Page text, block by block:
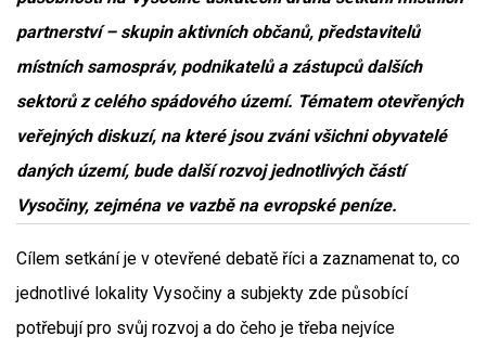
partnerství – skupin aktivních občanů, představitelů
místních samospráv, podnikatelů a zástupců dalších
sektorů z celého spádového území. Tématem otevřených
veřejných diskuzí, na které jsou zváni všichni obyvatelé
daných území, bude další rozvoj jednotlivých částí
Vysočiny, zejména ve vazbě na evropské peníze.
Cílem setkání je v otevřené debatě říci a zaznamenat to, co
jednotlivé lokality Vysočiny a subjekty zde působící
potřebují pro svůj rozvoj a do čeho je třeba nejvíce